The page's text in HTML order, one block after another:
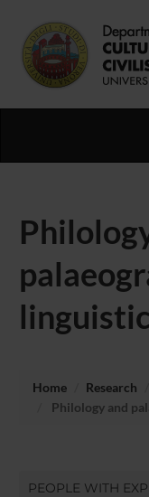
Home Research
Philology and
PEOPLE WITH